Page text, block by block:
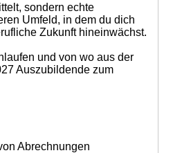
sondern echte
Umfeld, in dem du dich
Zukunft hineinwächst.
und von wo aus der
Auszubildende zum
Abrechnungen